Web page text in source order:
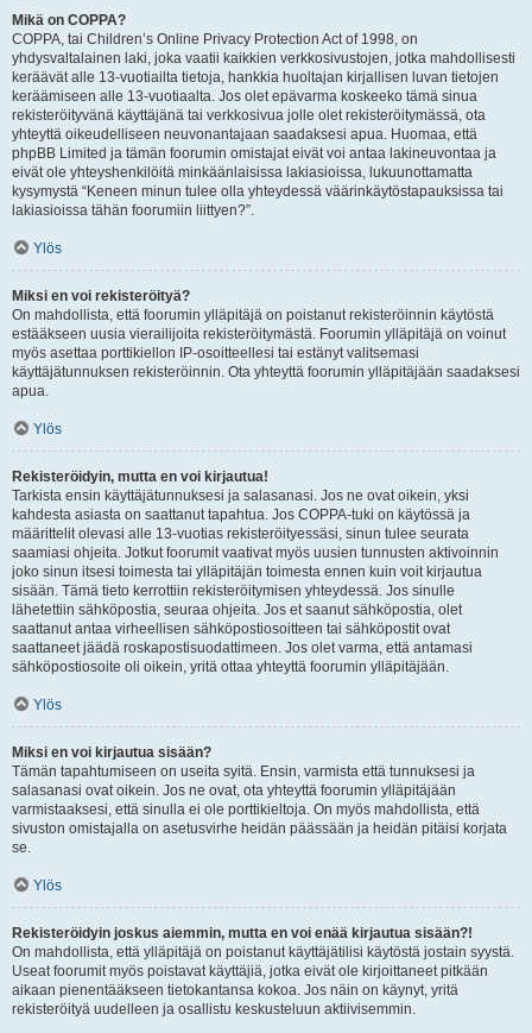
Mikä on COPPA?
COPPA, tai Children’s Online Privacy Protection Act of 1998, on
yhdysvaltalainen laki, joka vaatii kaikkien verkkosivustojen, jotka mahdollisesti
keräävät alle 13-vuotiailta tietoja, hankkia huoltajan kirjallisen luvan tietojen
keräämiseen alle 13-vuotiaalta. Jos olet epävarma koskeeko tämä sinua
rekisteröityvänä käyttäjänä tai verkkosivua jolle olet rekisteröitymässä, ota
yhteyttä oikeudelliseen neuvonantajaan saadaksesi apua. Huomaa, että
phpBB Limited ja tämän foorumin omistajat eivät voi antaa lakineuvontaa ja
eivät ole yhteyshenkilöitä minkäänlaisissa lakiasioissa, lukuunottamatta
kysymystä “Keneen minun tulee olla yhteydessä väärinkäytöstapauksissa tai
lakiasioissa tähän foorumiin liittyen?”.
Ylös
Miksi en voi rekisteröityä?
On mahdollista, että foorumin ylläpitäjä on poistanut rekisteröinnin käytöstä
estääkseen uusia vierailijoita rekisteröitymästä. Foorumin ylläpitäjä on voinut
myös asettaa porttikiellon IP-osoitteellesi tai estänyt valitsemasi
käyttäjätunnuksen rekisteröinnin. Ota yhteyttä foorumin ylläpitäjään saadaksesi
apua.
Ylös
Rekisteröidyin, mutta en voi kirjautua!
Tarkista ensin käyttäjätunnuksesi ja salasanasi. Jos ne ovat oikein, yksi
kahdesta asiasta on saattanut tapahtua. Jos COPPA-tuki on käytössä ja
määrittelit olevasi alle 13-vuotias rekisteröityessäsi, sinun tulee seurata
saamiasi ohjeita. Jotkut foorumit vaativat myös uusien tunnusten aktivoinnin
joko sinun itsesi toimesta tai ylläpitäjän toimesta ennen kuin voit kirjautua
sisään. Tämä tieto kerrottiin rekisteröitymisen yhteydessä. Jos sinulle
lähetettiin sähköpostia, seuraa ohjeita. Jos et saanut sähköpostia, olet
saattanut antaa virheellisen sähköpostiosoitteen tai sähköpostit ovat
saattaneet jäädä roskapostisuodattimeen. Jos olet varma, että antamasi
sähköpostiosoite oli oikein, yritä ottaa yhteyttä foorumin ylläpitäjään.
Ylös
Miksi en voi kirjautua sisään?
Tämän tapahtumiseen on useita syitä. Ensin, varmista että tunnuksesi ja
salasanasi ovat oikein. Jos ne ovat, ota yhteyttä foorumin ylläpitäjään
varmistaaksesi, että sinulla ei ole porttikieltoja. On myös mahdollista, että
sivuston omistajalla on asetusvirhe heidän päässään ja heidän pitäisi korjata
se.
Ylös
Rekisteröidyin joskus aiemmin, mutta en voi enää kirjautua sisään?!
On mahdollista, että ylläpitäjä on poistanut käyttäjätilisi käytöstä jostain syystä.
Useat foorumit myös poistavat käyttäjiä, jotka eivät ole kirjoittaneet pitkään
aikaan pienentääkseen tietokantansa kokoa. Jos näin on käynyt, yritä
rekisteröityä uudelleen ja osallistu keskusteluun aktiivisemmin.